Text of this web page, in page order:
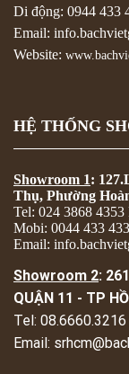
Di động: 0944 433
Email:
Website:
HỆ THỐNG
Showroom 1:
Thụ, Phường
Tel: 024 3868 4353
Mobi: 0044 433
Email:
Showroom 2:
QUẬN 11 - TP
Tel:
Email: